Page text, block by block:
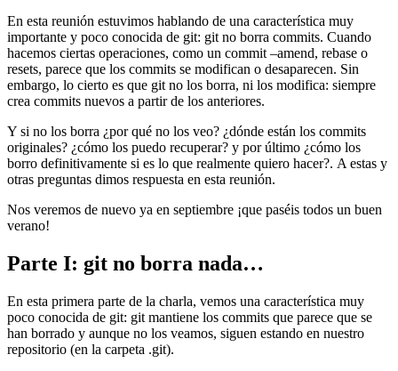
En esta reunión estuvimos hablando de una característica muy
importante y poco conocida de git: git no borra commits. Cuando
hacemos ciertas operaciones, como un commit –amend, rebase o
resets, parece que los commits se modifican o desaparecen. Sin
embargo, lo cierto es que git no los borra, ni los modifica: siempre
crea commits nuevos a partir de los anteriores.
Y si no los borra ¿por qué no los veo? ¿dónde están los commits
originales? ¿cómo los puedo recuperar? y por último ¿cómo los
borro definitivamente si es lo que realmente quiero hacer?. A estas y
otras preguntas dimos respuesta en esta reunión.
Nos veremos de nuevo ya en septiembre ¡que paséis todos un buen
verano!
Parte I: git no borra nada…
En esta primera parte de la charla, vemos una característica muy
poco conocida de git: git mantiene los commits que parece que se
han borrado y aunque no los veamos, siguen estando en nuestro
repositorio (en la carpeta .git).